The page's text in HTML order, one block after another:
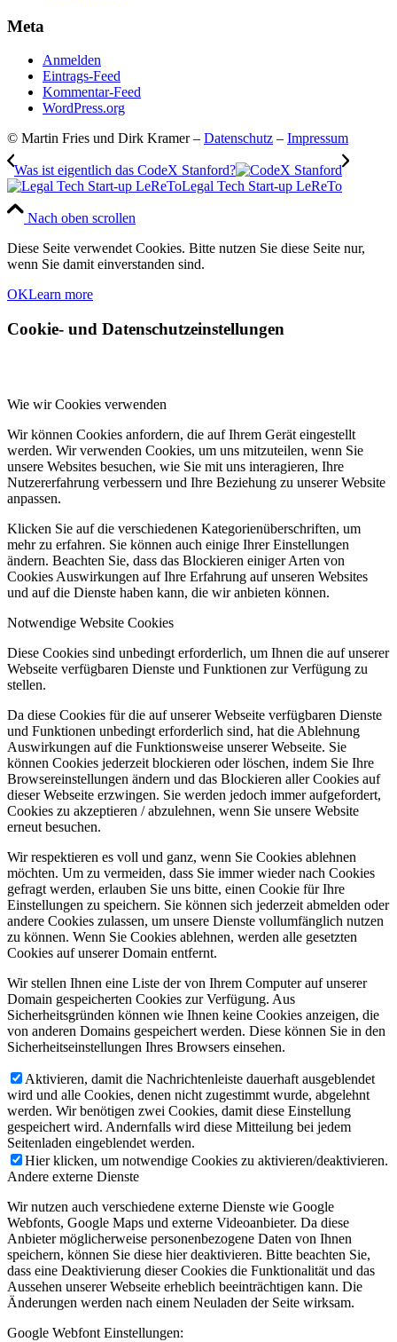
Meta
Anmelden
Eintrags-Feed
Kommentar-Feed
WordPress.org
© Martin Fries und Dirk Kramer – Datenschutz – Impressum
Was ist eigentlich das CodeX Stanford?
Legal Tech Start-up LeReTo
Nach oben scrollen
Diese Seite verwendet Cookies. Bitte nutzen Sie diese Seite nur,
wenn Sie damit einverstanden sind.
OKLearn more
Cookie- und Datenschutzeinstellungen
Wie wir Cookies verwenden
Wir können Cookies anfordern, die auf Ihrem Gerät eingestellt
werden. Wir verwenden Cookies, um uns mitzuteilen, wenn Sie
unsere Websites besuchen, wie Sie mit uns interagieren, Ihre
Nutzererfahrung verbessern und Ihre Beziehung zu unserer Website
anpassen.
Klicken Sie auf die verschiedenen Kategorienüberschriften, um
mehr zu erfahren. Sie können auch einige Ihrer Einstellungen
ändern. Beachten Sie, dass das Blockieren einiger Arten von
Cookies Auswirkungen auf Ihre Erfahrung auf unseren Websites
und auf die Dienste haben kann, die wir anbieten können.
Notwendige Website Cookies
Diese Cookies sind unbedingt erforderlich, um Ihnen die auf unserer
Webseite verfügbaren Dienste und Funktionen zur Verfügung zu
stellen.
Da diese Cookies für die auf unserer Webseite verfügbaren Dienste
und Funktionen unbedingt erforderlich sind, hat die Ablehnung
Auswirkungen auf die Funktionsweise unserer Webseite. Sie
können Cookies jederzeit blockieren oder löschen, indem Sie Ihre
Browsereinstellungen ändern und das Blockieren aller Cookies auf
dieser Webseite erzwingen. Sie werden jedoch immer aufgefordert,
Cookies zu akzeptieren / abzulehnen, wenn Sie unsere Website
erneut besuchen.
Wir respektieren es voll und ganz, wenn Sie Cookies ablehnen
möchten. Um zu vermeiden, dass Sie immer wieder nach Cookies
gefragt werden, erlauben Sie uns bitte, einen Cookie für Ihre
Einstellungen zu speichern. Sie können sich jederzeit abmelden oder
andere Cookies zulassen, um unsere Dienste vollumfänglich nutzen
zu können. Wenn Sie Cookies ablehnen, werden alle gesetzten
Cookies auf unserer Domain entfernt.
Wir stellen Ihnen eine Liste der von Ihrem Computer auf unserer
Domain gespeicherten Cookies zur Verfügung. Aus
Sicherheitsgründen können wie Ihnen keine Cookies anzeigen, die
von anderen Domains gespeichert werden. Diese können Sie in den
Sicherheitseinstellungen Ihres Browsers einsehen.
Aktivieren, damit die Nachrichtenleiste dauerhaft ausgeblendet
wird und alle Cookies, denen nicht zugestimmt wurde, abgelehnt
werden. Wir benötigen zwei Cookies, damit diese Einstellung
gespeichert wird. Andernfalls wird diese Mitteilung bei jedem
Seitenladen eingeblendet werden.
Hier klicken, um notwendige Cookies zu aktivieren/deaktivieren.
Andere externe Dienste
Wir nutzen auch verschiedene externe Dienste wie Google
Webfonts, Google Maps und externe Videoanbieter. Da diese
Anbieter möglicherweise personenbezogene Daten von Ihnen
speichern, können Sie diese hier deaktivieren. Bitte beachten Sie,
dass eine Deaktivierung dieser Cookies die Funktionalität und das
Aussehen unserer Webseite erheblich beeinträchtigen kann. Die
Änderungen werden nach einem Neuladen der Seite wirksam.
Google Webfont Einstellungen: